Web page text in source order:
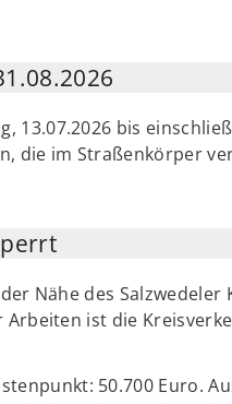
13.07.2026 bis
die im Straßenkörper
Nähe des Salzwedeler
ist die
50.700 Euro.